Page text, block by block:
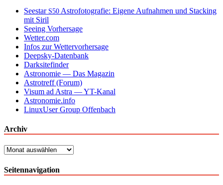
Seestar S50 Astrofotografie: Eigene Aufnahmen und Stacking
mit Siril
Seeing Vorhersage
Wetter.com
Infos zur Wettervorhersage
Deepsky-Datenbank
Darksitefinder
Astronomie — Das Magazin
Astrotreff (Forum)
Visum ad Astra — YT-Kanal
Astronomie.info
LinuxUser Group Offenbach
Archiv
Archiv
Seitennavigation